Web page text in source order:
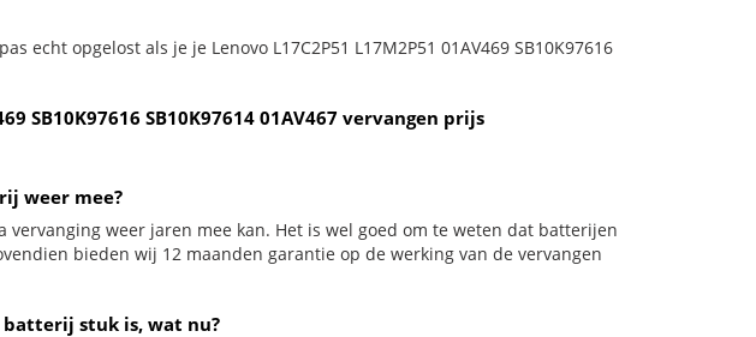
echt opgelost als je je Lenovo L17C2P51 L17M2P51 01AV469 SB10K97616
SB10K97616 SB10K97614 01AV467 vervangen prijs
weer mee?
vervanging weer jaren mee kan. Het is wel goed om te weten dat batterijen
bieden wij 12 maanden garantie op de werking van de vervangen
batterij stuk is, wat nu?